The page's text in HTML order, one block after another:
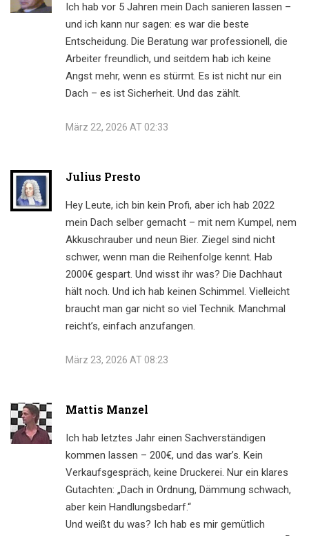
Ich hab vor 5 Jahren mein Dach sanieren lassen –
und ich kann nur sagen: es war die beste
Entscheidung. Die Beratung war professionell, die
Arbeiter freundlich, und seitdem hab ich keine
Angst mehr, wenn es stürmt. Es ist nicht nur ein
Dach – es ist Sicherheit. Und das zählt.
März 22, 2026 AT 02:33
Julius Presto
Hey Leute, ich bin kein Profi, aber ich hab 2022
mein Dach selber gemacht – mit nem Kumpel, nem
Akkuschrauber und neun Bier. Ziegel sind nicht
schwer, wenn man die Reihenfolge kennt. Hab
2000€ gespart. Und wisst ihr was? Die Dachhaut
hält noch. Und ich hab keinen Schimmel. Vielleicht
braucht man gar nicht so viel Technik. Manchmal
reicht’s, einfach anzufangen.
März 23, 2026 AT 08:23
Mattis Manzel
Ich hab letztes Jahr einen Sachverständigen
kommen lassen – 200€, und das war’s. Kein
Verkaufsgespräch, keine Druckerei. Nur ein klares
Gutachten: „Dach in Ordnung, Dämmung schwach,
aber kein Handlungsbedarf.“
Und weißt du was? Ich hab es mir gemütlich